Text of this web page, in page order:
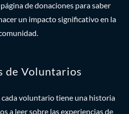
de donaciones para saber
un impacto significativo en la
de Voluntarios
voluntario tiene una historia
a leer sobre las experiencias de